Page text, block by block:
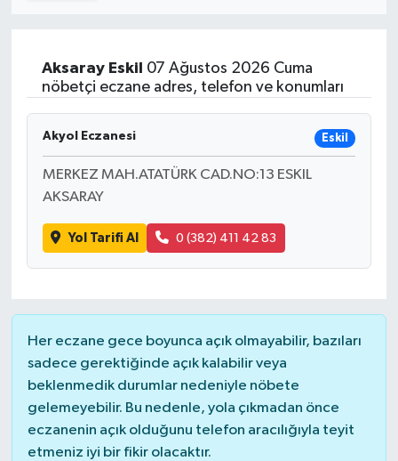
Aksaray Eskil
07 Ağustos 2026 Cuma
nöbetçi eczane adres, telefon ve konumları
Akyol Eczanesi Eskil
MERKEZ MAH.ATATÜRK CAD.NO:13 ESKIL
AKSARAY
Yol Tarifi Al 0 (382) 411 42 83
Her eczane gece boyunca açık olmayabilir, bazıları
sadece gerektiğinde açık kalabilir veya
beklenmedik durumlar nedeniyle nöbete
gelemeyebilir. Bu nedenle, yola çıkmadan önce
eczanenin açık olduğunu telefon aracılığıyla teyit
etmeniz iyi bir fikir olacaktır.
Kültür - Sanat